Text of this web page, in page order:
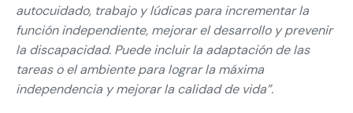
autocuidado, trabajo y lúdicas para incrementar la
función independiente, mejorar el desarrollo y prevenir
la discapacidad. Puede incluir la adaptación de las
tareas o el ambiente para lograr la máxima
independencia y mejorar la calidad de vida”.